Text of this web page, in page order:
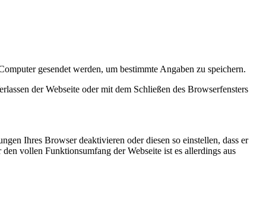
gesendet werden, um bestimmte Angaben zu speichern.
der Webseite oder mit dem Schließen des Browserfensters
Ihres Browser deaktivieren oder diesen so einstellen, dass er
vollen Funktionsumfang der Webseite ist es allerdings aus